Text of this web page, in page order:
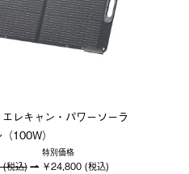
エレキャン・パワーソーラ
100W）
税込)
特別価格
￥24,800 (税込)